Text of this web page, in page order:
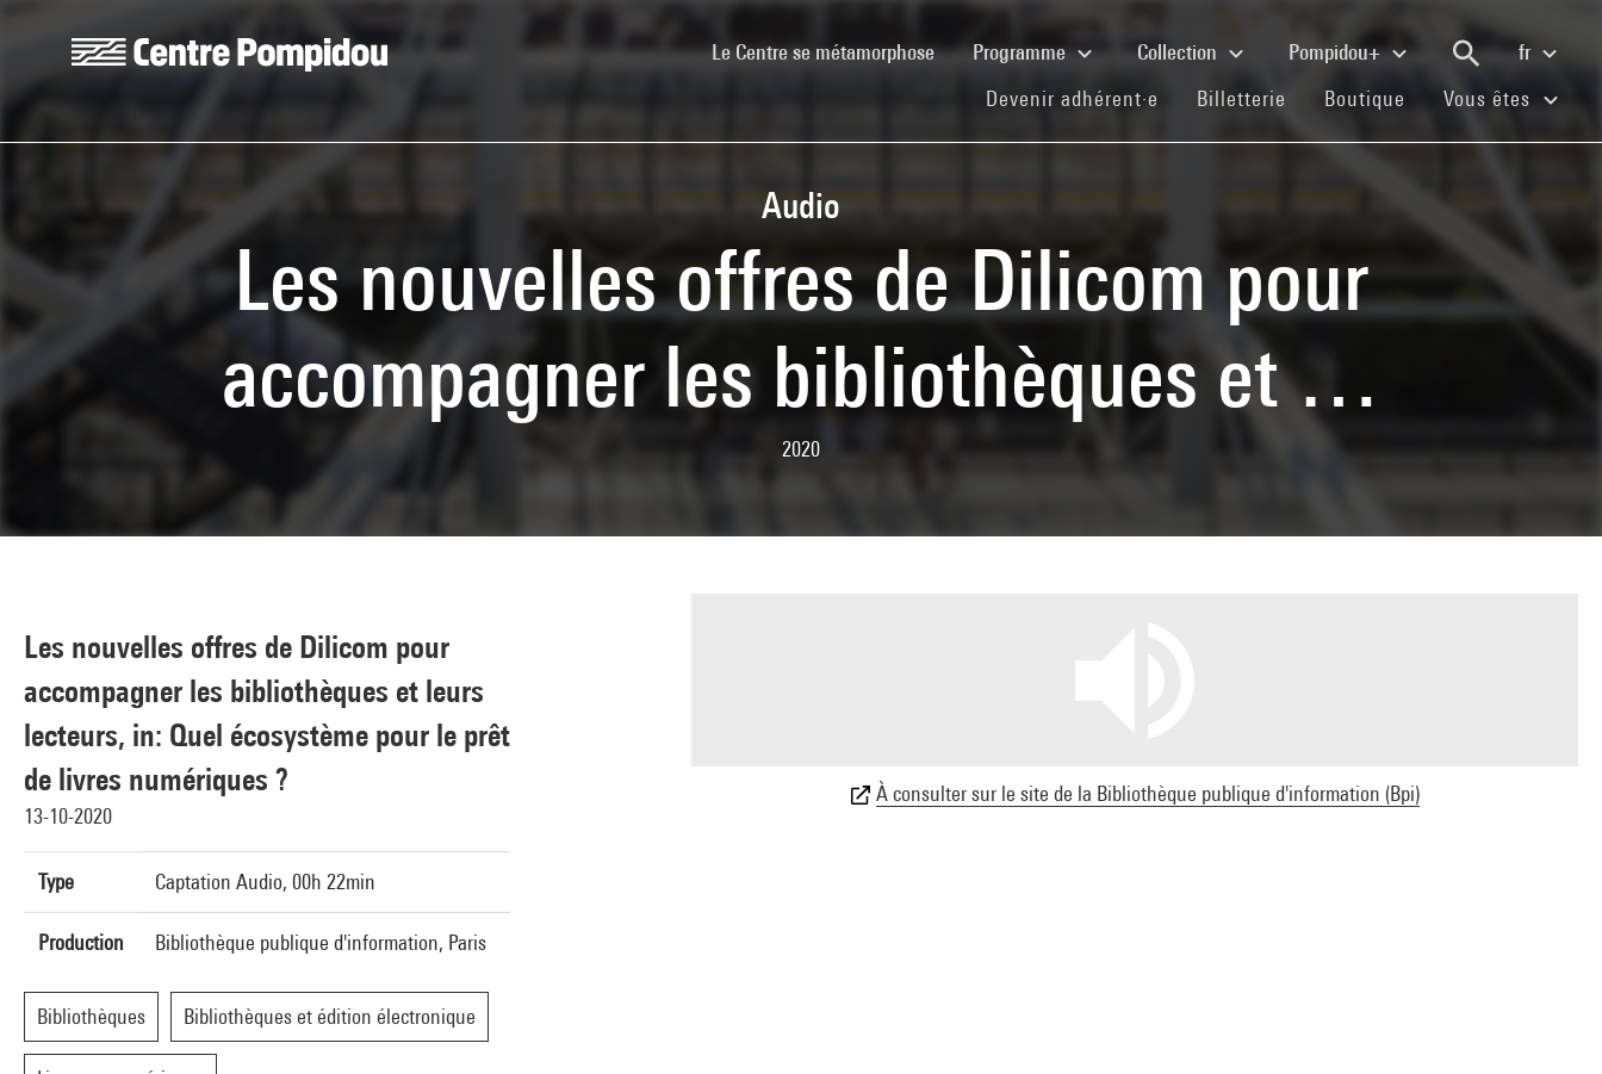
Le Centre se métamorphose(current)Programme Collection Pompidou+
fr
Devenir adhérent·e (current)
Billetterie (current)
Boutique (current)
Vous êtes
Audio
Les nouvelles offres de Dilicom pour
accompagner les bibliothèques et …
2020
Les nouvelles offres de Dilicom pour
accompagner les bibliothèques et leurs
lecteurs, in: Quel écosystème pour le prêt
de livres numériques ?
13-10-2020
Type Captation Audio, 00h 22min
Production Bibliothèque publique d'information, Paris
Bibliothèques Bibliothèques et édition électronique
À consulter sur le site de la Bibliothèque publique d'information (Bpi)